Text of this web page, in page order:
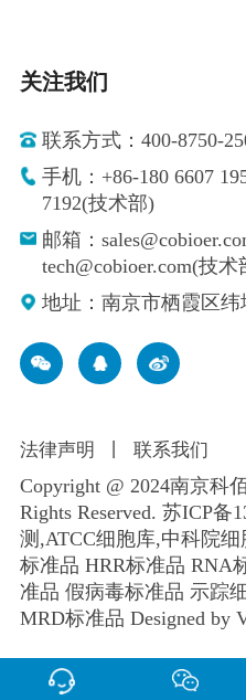
关注我们
联系方式：400-8750-
手机：+86-180 6607
7192(技术部)
邮箱：
tech@cobioer.com(技术
地址：南京市栖霞区纬
法律声明 联系我们
Copyright @ 2024南京科
Rights Reserved. 苏ICP备
测,ATCC细胞库,中科院细
标准品 HRR标准品 RNA
准品 假病毒标准品 示踪
MRD标准品 Designed by